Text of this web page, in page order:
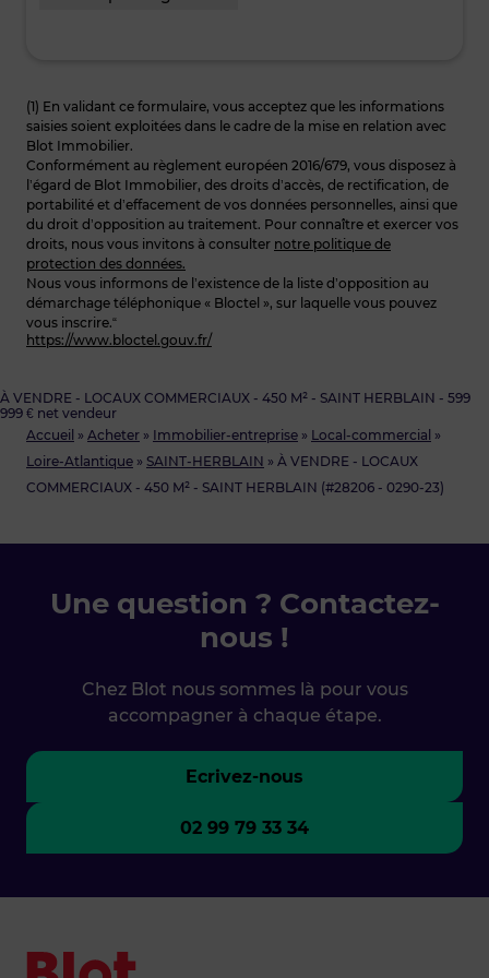
Accueil » Acheter » Immobilier-entreprise » Local-commercial »
Loire-Atlantique » SAINT-HERBLAIN » À VENDRE - LOCAUX
COMMERCIAUX - 450 M² - SAINT HERBLAIN (#28206 - 0290-23)
À VENDRE - LOCAUX COMMERCIAUX - 450 M² - SAINT HERBLAIN - 599
999 € net vendeur
(1) En validant ce formulaire, vous acceptez que les informations
saisies soient exploitées dans le cadre de la mise en relation avec
Blot Immobilier.
Conformément au règlement européen 2016/679, vous disposez à
l’égard de Blot Immobilier, des droits d’accès, de rectification, de
portabilité et d’effacement de vos données personnelles, ainsi que
du droit d’opposition au traitement. Pour connaître et exercer vos
droits, nous vous invitons à consulter notre politique de
protection des données.
Nous vous informons de l’existence de la liste d’opposition au
démarchage téléphonique « Bloctel », sur laquelle vous pouvez
vous inscrire.“
https://www.bloctel.gouv.fr/
Une question ? Contactez-
nous !
Chez Blot nous sommes là pour vous
accompagner à chaque étape.
Ecrivez-nous
02 99 79 33 34